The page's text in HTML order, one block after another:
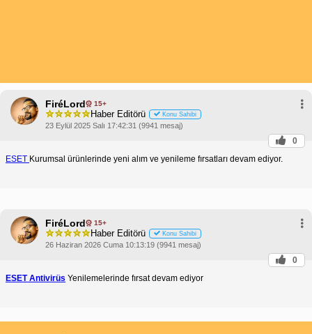
FiréLord 15+
Haber Editörü Konu Sahibi
23 Eylül 2025 Salı 17:42:31 (9941 mesaj)
0
ESET Kurumsal ürünlerinde yeni alım ve yenileme fırsatları devam ediyor.
FiréLord 15+
Haber Editörü Konu Sahibi
26 Haziran 2026 Cuma 10:13:19 (9941 mesaj)
0
ESET Antivirüs Yenilemelerinde fırsat devam ediyor